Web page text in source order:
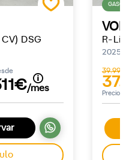
DSG
/mes
2025
39.990
Precio